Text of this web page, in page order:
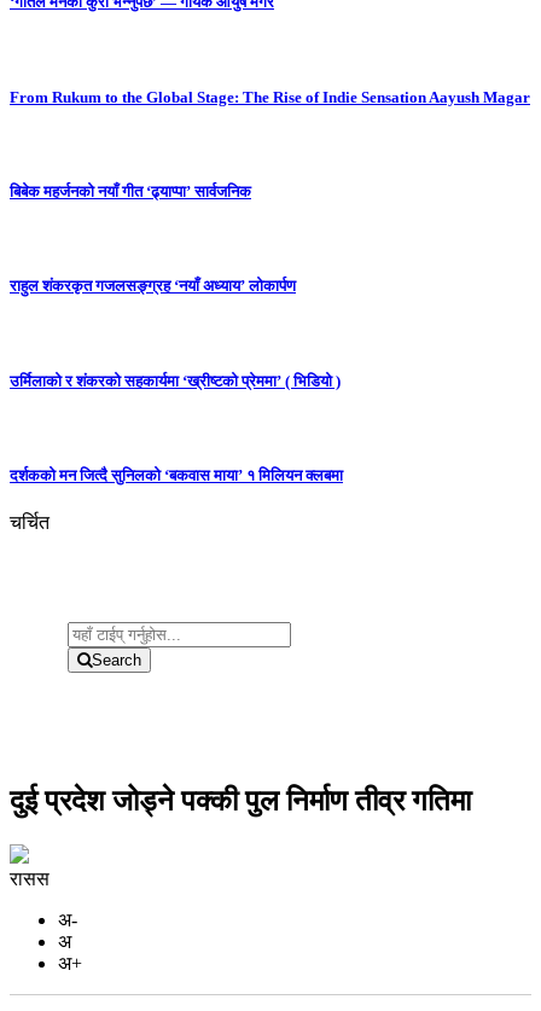
From Rukum to the Global Stage: The Rise of Indie Sensation Aayush Magar
बिबेक महर्जनको नयाँ गीत ‘ढ्याप्पा’ सार्वजनिक
राहुल शंकरकृत गजलसङ्ग्रह ‘नयाँ अध्याय’ लोकार्पण
उर्मिलाको र शंकरको सहकार्यमा ‘ख्रीष्टको प्रेममा’ ( भिडियो )
दर्शकको मन जित्दै सुनिलको ‘बकवास माया’ १ मिलियन क्लबमा
चर्चित
Search
दुई प्रदेश जोड्ने पक्की पुल निर्माण तीव्र गतिमा
रासस
अ-
अ
अ+